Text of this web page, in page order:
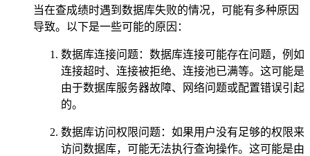
当在查成绩时遇到数据库失败的情况，可能有多种原因
导致。以下是一些可能的原因：
数据库连接问题：数据库连接可能存在问题，例如
连接超时、连接被拒绝、连接池已满等。这可能是
由于数据库服务器故障、网络问题或配置错误引起
的。
数据库访问权限问题：如果用户没有足够的权限来
访问数据库，可能无法执行查询操作。这可能是由